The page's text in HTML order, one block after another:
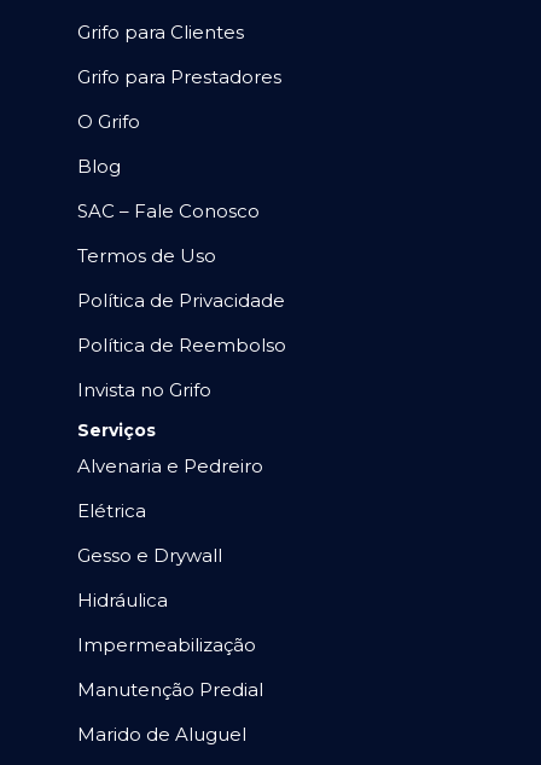
Grifo para Clientes
Grifo para Prestadores
O Grifo
Blog
SAC – Fale Conosco
Termos de Uso
Política de Privacidade
Política de Reembolso
Invista no Grifo
Serviços
Alvenaria e Pedreiro
Elétrica
Gesso e Drywall
Hidráulica
Impermeabilização
Manutenção Predial
Marido de Aluguel